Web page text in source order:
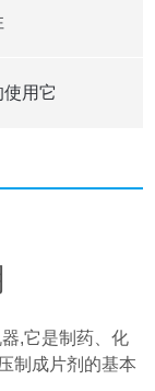
用它
,它是制药、化
制成片剂的基本